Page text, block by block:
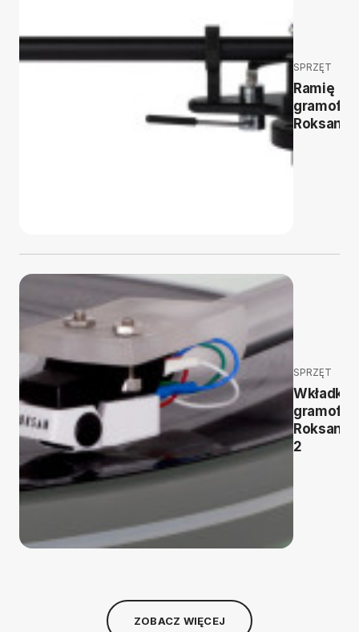
SPRZĘT
Ramię
Roksan
SPRZĘT
Wkładka
Roksan
2
ZOBACZ WIĘCEJ